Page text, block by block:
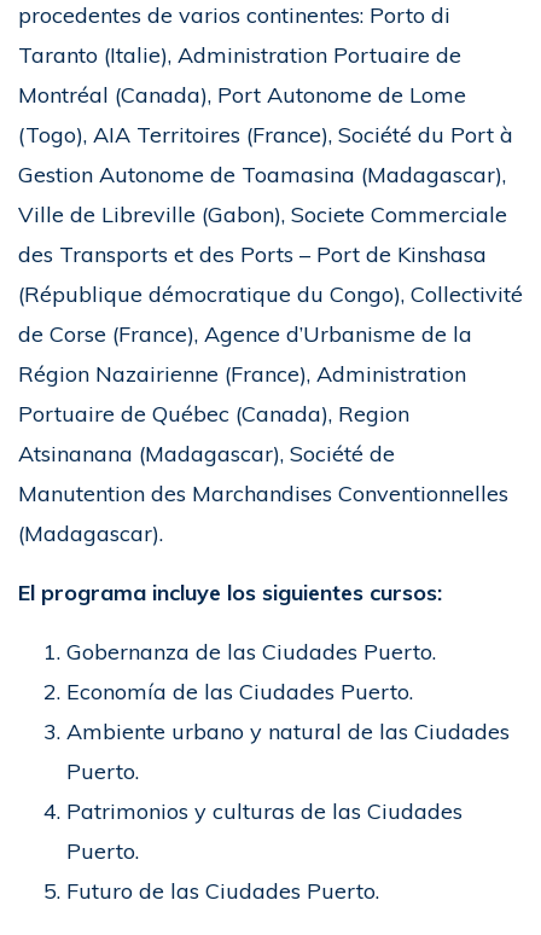
procedentes de varios continentes: Porto di
Taranto (Italie), Administration Portuaire de
Montréal (Canada), Port Autonome de Lome
(Togo), AIA Territoires (France), Société du Port à
Gestion Autonome de Toamasina (Madagascar),
Ville de Libreville (Gabon), Societe Commerciale
des Transports et des Ports – Port de Kinshasa
(République démocratique du Congo), Collectivité
de Corse (France), Agence d’Urbanisme de la
Région Nazairienne (France), Administration
Portuaire de Québec (Canada), Region
Atsinanana (Madagascar), Société de
Manutention des Marchandises Conventionnelles
(Madagascar).
El programa incluye los siguientes cursos:
Gobernanza de las Ciudades Puerto.
Economía de las Ciudades Puerto.
Ambiente urbano y natural de las Ciudades
Puerto.
Patrimonios y culturas de las Ciudades
Puerto.
Futuro de las Ciudades Puerto.